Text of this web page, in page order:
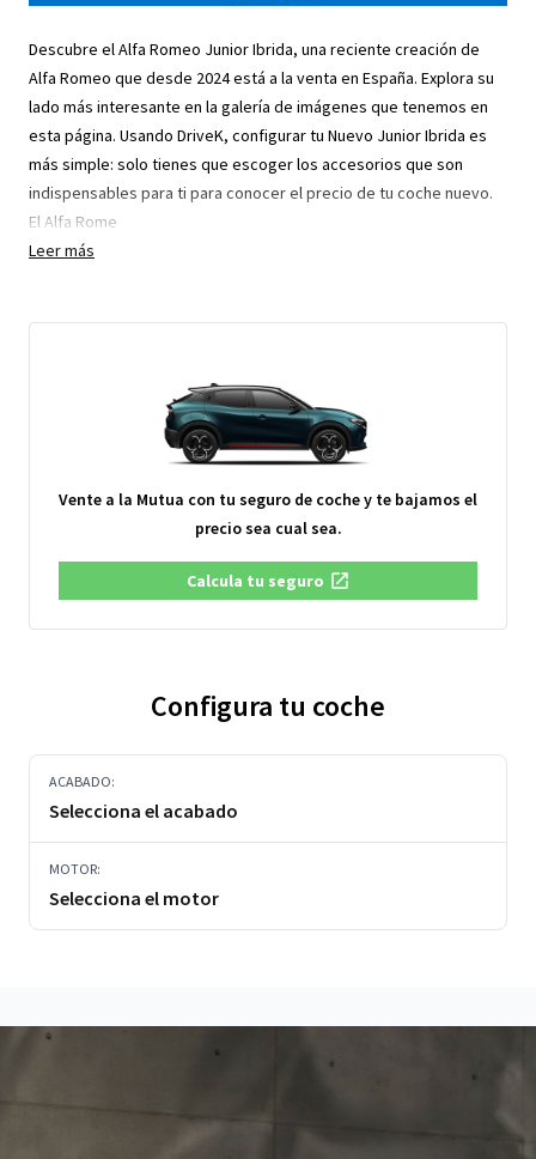
Descubre el Alfa Romeo Junior Ibrida, una reciente creación de
Alfa Romeo que desde 2024 está a la venta en España. Explora su
lado más interesante en la galería de imágenes que tenemos en
esta página. Usando DriveK, configurar tu Nuevo Junior Ibrida es
más simple: solo tienes que escoger los accesorios que son
indispensables para ti para conocer el precio de tu coche nuevo.
El Alfa Rome
Leer más
Vente a la Mutua con tu seguro de coche y te bajamos el
precio sea cual sea.
Calcula tu seguro
Configura tu coche
ACABADO:
Selecciona el acabado
MOTOR:
Selecciona el motor